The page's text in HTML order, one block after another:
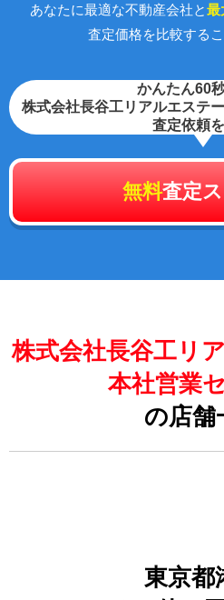
あなたに最適な不動産会社と最
査定価格を比較するこ
かんたん60
株式会社長谷工リアルエステ
査定依頼
無料査定
株式会社長谷工リ
本社営業
の店舗
東京都